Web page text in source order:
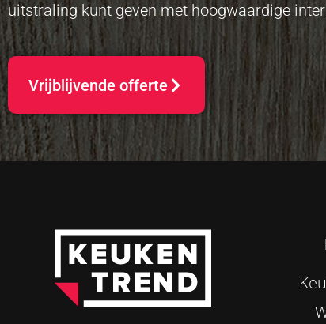
uitstraling kunt geven met hoogwaardige
Vrijblijvende offerte